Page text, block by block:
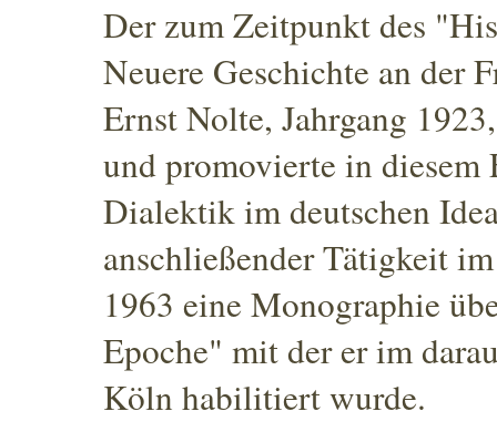
Der zum Zeitpunkt des
Neuere Geschichte an der
Ernst Nolte, Jahrgang
und promovierte in diesem
Dialektik im deutschen
anschließender Tätigkeit
1963 eine Monographie
Epoche" mit der er im
Köln habilitiert wurde.